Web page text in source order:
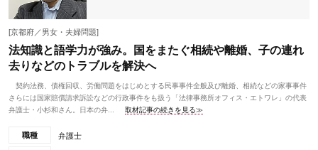
[京都府／男女・夫婦問題]
法知識と語学力が強み。国をまたぐ相続や離婚、子の連れ
去りなどのトラブルを解決へ
契約法務、債権回収、労働問題をはじめとする民事事件全般及び離婚、相続などの家事事件
さらには国家賠償請求訴訟などの行政事件をも扱う「法律事務所オフィス・エトワレ」の代表
弁護士・小杉和さん。日本の弁...
取材記事の続きを見る≫
職種 弁護士